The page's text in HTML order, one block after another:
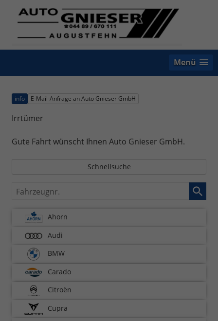
Menü
info E-Mail-Anfrage an Auto Gnieser GmbH
Irrtümer
Gute Fahrt wünscht Ihnen Auto Gnieser GmbH.
Schnellsuche
Fahrzeugnr.
Ahorn
Audi
BMW
Carado
Citroën
Cupra